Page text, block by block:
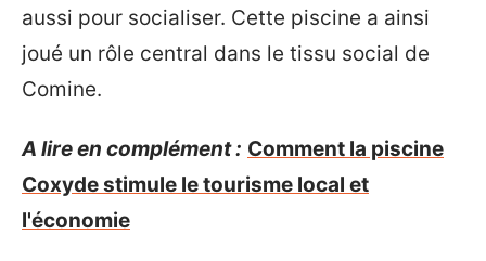
aussi pour socialiser. Cette piscine a ainsi
joué un rôle central dans le tissu social de
Comine.
A lire en complément : Comment la piscine
Coxyde stimule le tourisme local et
l'économie